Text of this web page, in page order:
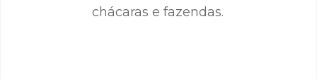
chácaras e fazendas.